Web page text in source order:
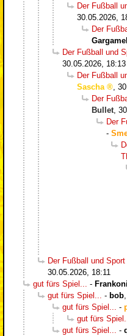
Der Fußball
30.05.2026,
Der
Der Fußball und
30.05.2026, 18:13
Der Fußball
Sascha
,
Der
Bullet,
Der
-
Der Fußball und
30.05.2026, 18:11
gut fürs Spiel... -
gut fürs Spiel... - bob,
gut fürs Spiel... -
gut fürs
gut fürs Spiel... -